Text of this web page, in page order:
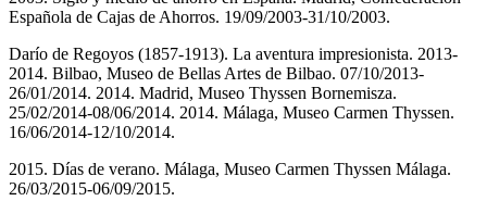
Española de Cajas de Ahorros. 19/09/2003-31/10/2003.
Darío de Regoyos (1857-1913). La aventura impresionista. 2013-
2014. Bilbao, Museo de Bellas Artes de Bilbao. 07/10/2013-
26/01/2014. 2014. Madrid, Museo Thyssen Bornemisza.
25/02/2014-08/06/2014. 2014. Málaga, Museo Carmen Thyssen.
16/06/2014-12/10/2014.
2015. Días de verano. Málaga, Museo Carmen Thyssen Málaga.
26/03/2015-06/09/2015.